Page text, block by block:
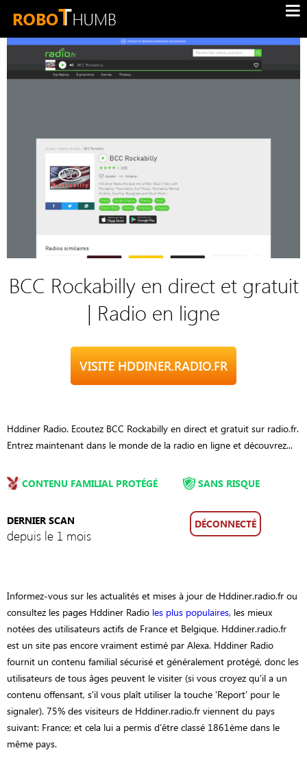
BCC Rockabilly en direct et gratuit
| Radio en ligne
VISITE HDDINER.RADIO.FR
Hddiner Radio. Ecoutez BCC Rockabilly en direct et gratuit sur radio.fr.
Entrez maintenant dans le monde de la radio en ligne et découvrez...
CONTENU FAMILIAL PROTÉGÉ
DERNIER SCAN
depuis le 1 mois
SANS RISQUE
DÉCONNECTÉ
Informez-vous sur les actualités et mises à jour de Hddiner.radio.fr ou
consultez les pages Hddiner Radio les plus populaires, les mieux
notées des utilisateurs actifs de France et Belgique. Hddiner.radio.fr
est un site pas encore vraiment estimé par Alexa. Hddiner Radio
fournit un contenu familial sécurisé et généralement protégé, donc les
utilisateurs de tous âges peuvent le visiter (si vous croyez qu'il a un
contenu offensant, s'il vous plaît utiliser la touche 'Report' pour le
signaler). 75% des visiteurs de Hddiner.radio.fr viennent du pays
suivant: France; et cela lui a permis d’être classé 1861ème dans le
même pays.